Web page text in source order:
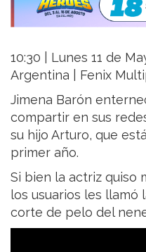
10:30 | Lunes 11 de
Argentina | Fenix
Jimena Barón
compartir en sus
su hijo Arturo, que
primer año.
Si bien la actriz quiso
los usuarios les
corte de pelo del